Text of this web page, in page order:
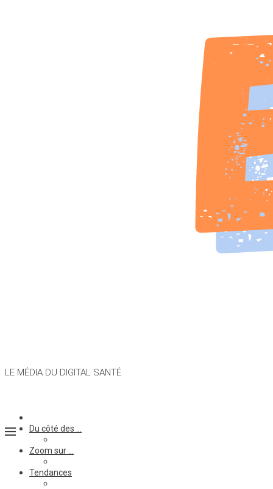
LE MÉDIA DU DIGITAL SANTÉ
Du côté des …
Zoom sur …
Tendances